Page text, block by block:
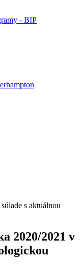
- BIP
2020/2021 v